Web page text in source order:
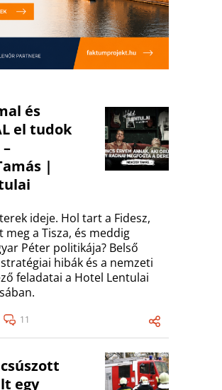
és
el tudok
|
ideje. Hol tart a Fidesz,
a Tisza, és meddig
Péter politikája? Belső
hibák és a nemzeti
feladatai a Hotel Lentulai
11
egy